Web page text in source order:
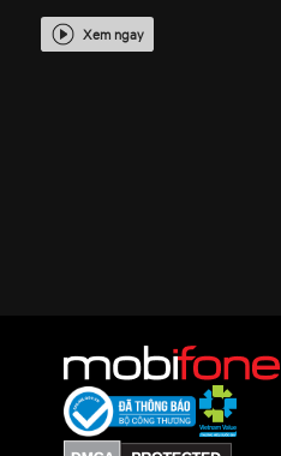
Xem ngay